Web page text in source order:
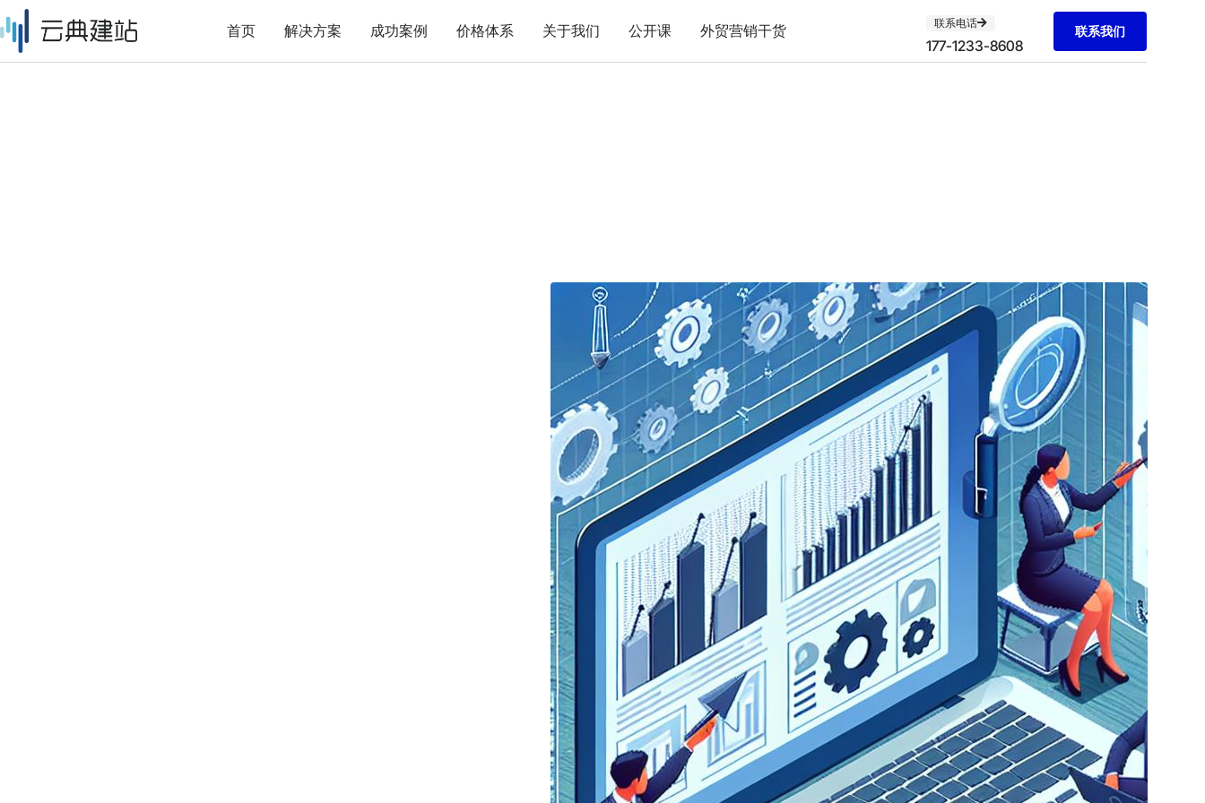
首页 解决方案 成功案例 价格体系 关于我们 公开课 外贸营销干货 联系电话
177-1233-8608
联系我们